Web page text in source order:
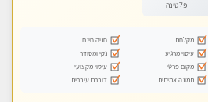
פלטינה
מקלחת
חניה חינם
עיסוי מרגיע
נקי ומסודר
מקום פרטי
עיסוי מקצועי
תמונה אמיתית
דוברת עיברית